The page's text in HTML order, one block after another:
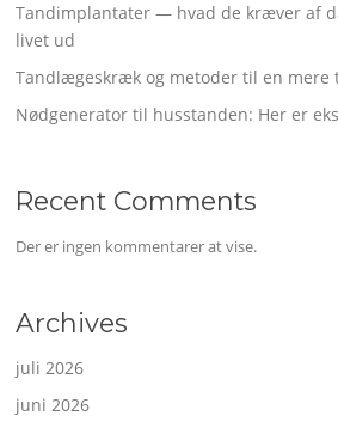
Tandimplantater — hvad de kræver af
livet ud
Tandlægeskræk og metoder til en mere
Nødgenerator til husstanden: Her er
Recent Comments
Der er ingen kommentarer at vise.
Archives
juli 2026
juni 2026